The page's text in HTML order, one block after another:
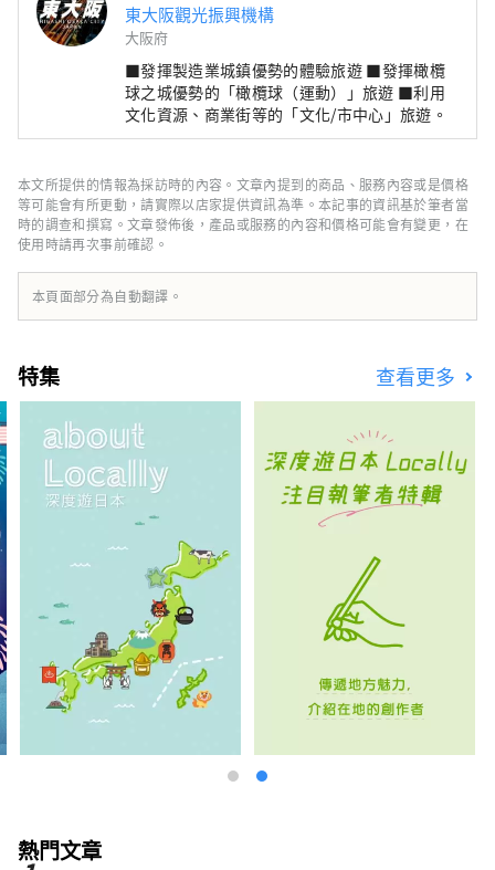
東大阪觀光振興機構
大阪府
■發揮製造業城鎮優勢的體驗旅遊 ■發揮橄欖
球之城優勢的「橄欖球（運動）」旅遊 ■利用
文化資源、商業街等的「文化/市中心」旅遊。
本文所提供的情報為採訪時的內容。文章內提到的商品、服務內容或是價格
等可能會有所更動，請實際以店家提供資訊為準。本記事的資訊基於筆者當
時的調查和撰寫。文章發佈後，產品或服務的內容和價格可能會有變更，在
使用時請再次事前確認。
本頁面部分為自動翻譯。
特集 查看更多
熱門文章